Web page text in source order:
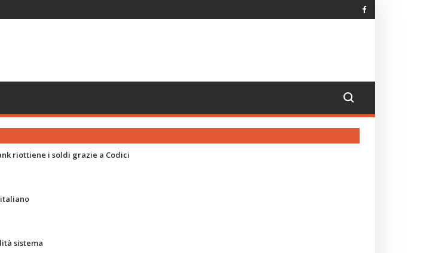
riottiene i soldi grazie a Codici
sistema